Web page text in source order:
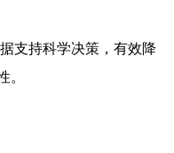
支持科学决策，有效降
。